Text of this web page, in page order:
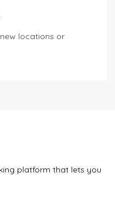
locations or
platform that lets you